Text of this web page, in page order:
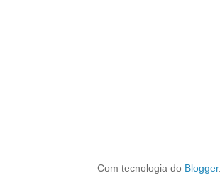
Com tecnologia do Blogger.